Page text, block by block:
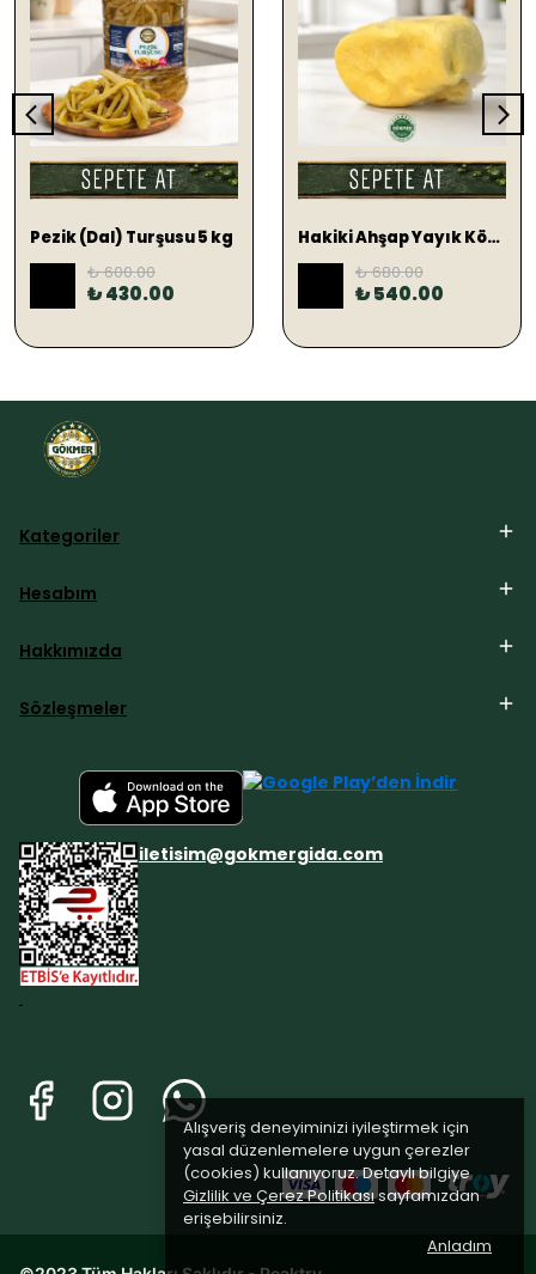
Alışveriş deneyiminizi iyileştirmek için
yasal düzenlemelere uygun çerezler
(cookies) kullanıyoruz. Detaylı bilgiye
Gizlilik ve Çerez Politikasısayfamızdan
erişebilirsiniz.
Anladım
SEPETE EKLE
Pezik (Dal) Turşusu 5 kg
₺ 600.00
₺ 430.00
SEPETE EKLE
Hakiki Ahşap Yayık Köy Tereyağ 1 KG (TUZLU)
₺ 680.00
₺ 540.00
Kategoriler
Hesabım
Hakkımızda
Sözleşmeler
iletisim@gokmergida.com